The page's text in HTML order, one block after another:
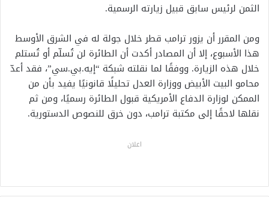
الثمن لرئيس سابق قبيل زيارته الرسمية.
ومن المقرر أن يزور ترامب قطر خلال جولة له في الشرق الأوسط
هذا الأسبوع، إلا أن المصادر أكدت أن الطائرة لن تُسلّم أو تُستلم
خلال هذه الزيارة. ووفقًا لما نقلته شبكة “إيه.بي.سي”، فقد أعدّ
محامو البيت الأبيض ووزارة العدل تحليلًا قانونيًا يفيد بأن من
الممكن لوزارة الدفاع الأمريكية قبول الطائرة رسميًا، ومن ثم
نقلها لاحقًا إلى مكتبة ترامب، دون خرق للنصوص الدستورية.
اعلان